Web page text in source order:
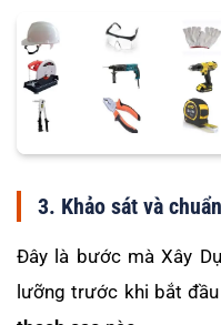
3. Khảo sát và
Đây là bước mà Xây
lưỡng trước khi bắt